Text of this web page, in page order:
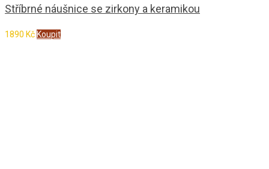
Stříbrné náušnice se zirkony a keramikou
1890 Kč Koupit